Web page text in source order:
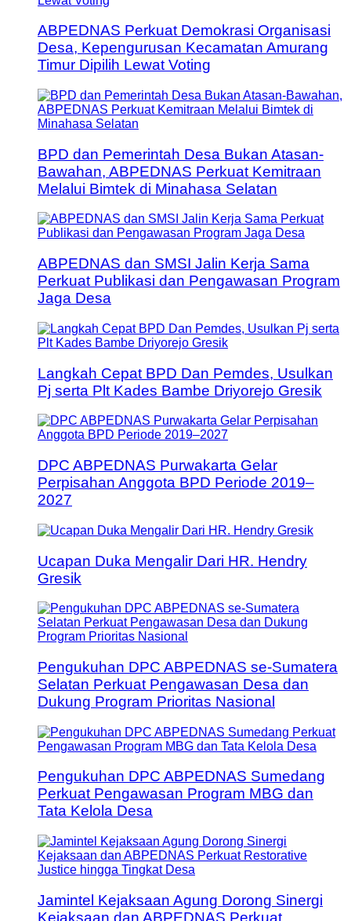
ABPEDNAS Perkuat Demokrasi Organisasi
Desa, Kepengurusan Kecamatan Amurang
Timur Dipilih Lewat Voting
BPD dan Pemerintah Desa Bukan Atasan-
Bawahan, ABPEDNAS Perkuat Kemitraan
Melalui Bimtek di Minahasa Selatan
ABPEDNAS dan SMSI Jalin Kerja Sama
Perkuat Publikasi dan Pengawasan Program
Jaga Desa
Langkah Cepat BPD Dan Pemdes, Usulkan
Pj serta Plt Kades Bambe Driyorejo Gresik
DPC ABPEDNAS Purwakarta Gelar
Perpisahan Anggota BPD Periode 2019–
2027
Ucapan Duka Mengalir Dari HR. Hendry
Gresik
Pengukuhan DPC ABPEDNAS se-Sumatera
Selatan Perkuat Pengawasan Desa dan
Dukung Program Prioritas Nasional
Pengukuhan DPC ABPEDNAS Sumedang
Perkuat Pengawasan Program MBG dan
Tata Kelola Desa
Jamintel Kejaksaan Agung Dorong Sinergi
Kejaksaan dan ABPEDNAS Perkuat